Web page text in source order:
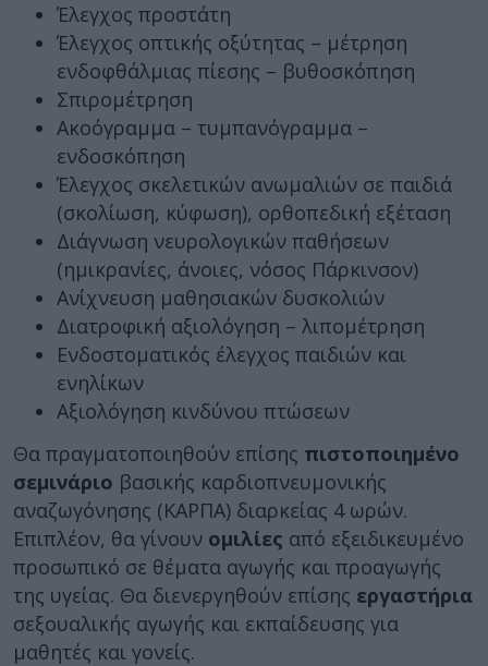
Έλεγχος προστάτη
Έλεγχος οπτικής οξύτητας – μέτρηση
ενδοφθάλμιας πίεσης – βυθοσκόπηση
Σπιρομέτρηση
Ακοόγραμμα – τυμπανόγραμμα –
ενδοσκόπηση
Έλεγχος σκελετικών ανωμαλιών σε παιδιά
(σκολίωση, κύφωση), ορθοπεδική εξέταση
Διάγνωση νευρολογικών παθήσεων
(ημικρανίες, άνοιες, νόσος Πάρκινσον)
Ανίχνευση μαθησιακών δυσκολιών
Διατροφική αξιολόγηση – λιπομέτρηση
Ενδοστοματικός έλεγχος παιδιών και
ενηλίκων
Αξιολόγηση κινδύνου πτώσεων
Θα πραγματοποιηθούν επίσης πιστοποιημένο
σεμινάριο βασικής καρδιοπνευμονικής
αναζωγόνησης (ΚΑΡΠΑ) διαρκείας 4 ωρών.
Επιπλέον, θα γίνουν ομιλίες από εξειδικευμένο
προσωπικό σε θέματα αγωγής και προαγωγής
της υγείας. Θα διενεργηθούν επίσης εργαστήρια
σεξουαλικής αγωγής και εκπαίδευσης για
μαθητές και γονείς.